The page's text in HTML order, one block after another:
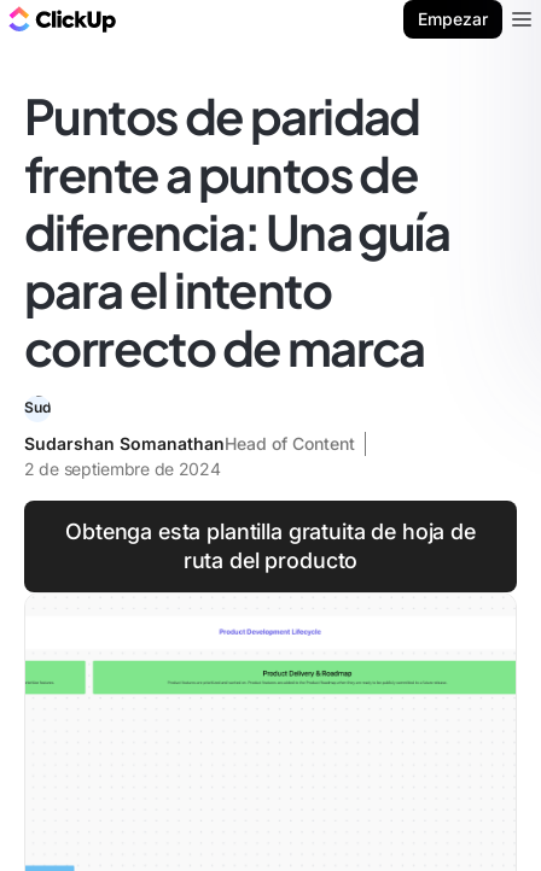
Empezar
Puntos de paridad
frente a puntos de
diferencia: Una guía
para el intento
correcto de marca
Sudarshan SomanathanHead of Content
2 de septiembre de 2024
Obtenga esta plantilla gratuita de hoja de
ruta del producto